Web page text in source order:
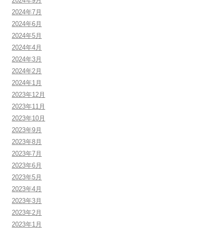
2024年7月
2024年6月
2024年5月
2024年4月
2024年3月
2024年2月
2024年1月
2023年12月
2023年11月
2023年10月
2023年9月
2023年8月
2023年7月
2023年6月
2023年5月
2023年4月
2023年3月
2023年2月
2023年1月